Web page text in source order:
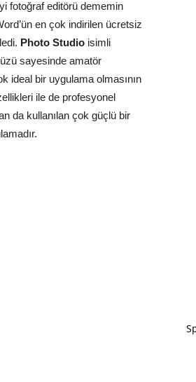
fotoğraf editörü dememin
en çok indirilen ücretsiz
Photo Studio isimli
sayesinde amatör
ideal bir uygulama olmasının
ile de profesyonel
da kullanılan çok güçlü bir